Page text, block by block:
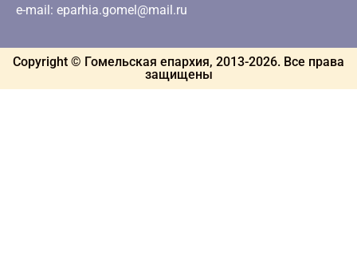
e-mail: eparhia.gomel@mail.ru
Copyright © Гомельская епархия, 2013-2026. Все права
защищены